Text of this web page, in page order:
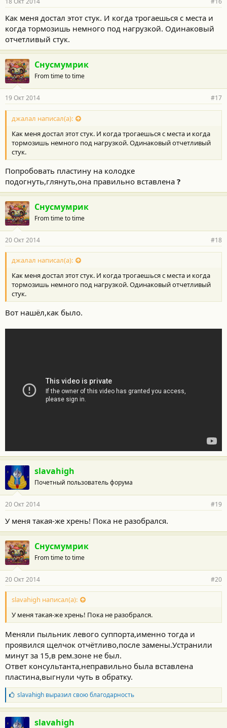
Как меня достал этот стук. И когда трогаешься с места и
когда тормозишь немного под нагрузкой. Одинаковый
отчетливый стук.
Снусмумрик
From time to time
19 Окт 2014 #17
джалал написал(а):
Как меня достал этот стук. И когда трогаешься с места и когда
тормозишь немного под нагрузкой. Одинаковый отчетливый
стук.
Попробовать пластину на колодке
подогнуть,глянуть,она правильно вставлена ?
Снусмумрик
From time to time
20 Окт 2014 #18
джалал написал(а):
Как меня достал этот стук. И когда трогаешься с места и когда
тормозишь немного под нагрузкой. Одинаковый отчетливый
стук.
Вот нашёл,как было.
slavahigh
Почетный пользователь форума
20 Окт 2014 #19
У меня такая-же хрень! Пока не разобрался.
Снусмумрик
From time to time
20 Окт 2014 #20
slavahigh написал(а):
У меня такая-же хрень! Пока не разобрался.
Меняли пыльник левого суппорта,именно тогда и
проявился щелчок отчётливо,после замены.Устранили
минут за 15,в рем.зоне не был.
Ответ консультанта,неправильно была вставлена
пластина,выгнули чуть в обратку.
Б
л
а
г
slavahighвыразил свою благодарность
slavahigh